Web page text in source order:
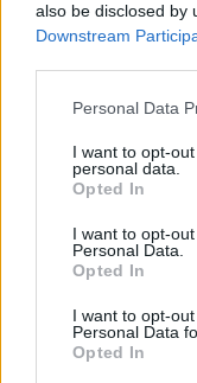
also be disclosed by
Downstream
Please note that
not limited to your
grant or deny
use your data for
consent section.
Personal Data
I want to opt-
personal data.
Opted In
I want to opt-
Personal Data.
Opted In
I want to opt-
Personal Data
Opted In
Οι
ακινήτων.
Ιουνίου 2025,
Διασφαλίσουν
ΙΒΑΝστο